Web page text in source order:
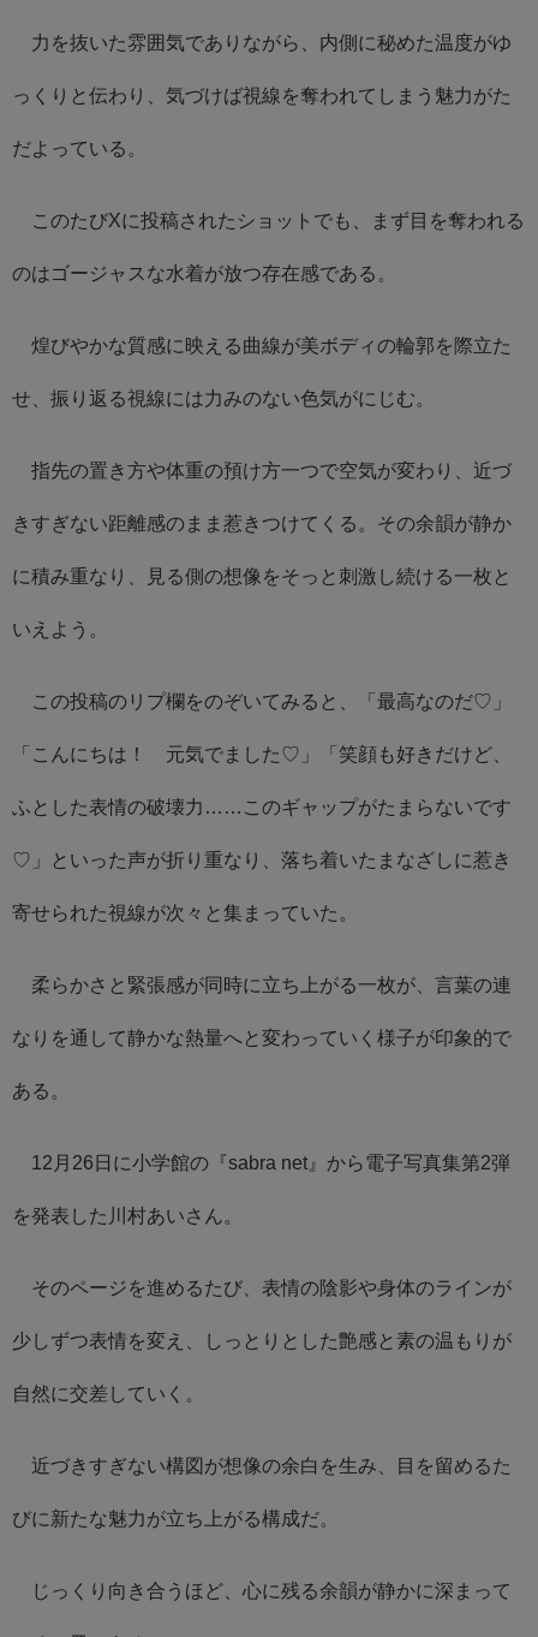
力を抜いた雰囲気でありながら、内側に秘めた温度がゆ
っくりと伝わり、気づけば視線を奪われてしまう魅力がた
だよっている。
このたびXに投稿されたショットでも、まず目を奪われる
のはゴージャスな水着が放つ存在感である。
煌びやかな質感に映える曲線が美ボディの輪郭を際立た
せ、振り返る視線には力みのない色気がにじむ。
指先の置き方や体重の預け方一つで空気が変わり、近づ
きすぎない距離感のまま惹きつけてくる。その余韻が静か
に積み重なり、見る側の想像をそっと刺激し続ける一枚と
いえよう。
この投稿のリプ欄をのぞいてみると、「最高なのだ♡」
「こんにちは！ 元気でました♡」「笑顔も好きだけど、
ふとした表情の破壊力……このギャップがたまらないです
♡」といった声が折り重なり、落ち着いたまなざしに惹き
寄せられた視線が次々と集まっていた。
柔らかさと緊張感が同時に立ち上がる一枚が、言葉の連
なりを通して静かな熱量へと変わっていく様子が印象的で
ある。
12月26日に小学館の『sabra net』から電子写真集第2弾
を発表した川村あいさん。
そのページを進めるたび、表情の陰影や身体のラインが
少しずつ表情を変え、しっとりとした艶感と素の温もりが
自然に交差していく。
近づきすぎない構図が想像の余白を生み、目を留めるた
びに新たな魅力が立ち上がる構成だ。
じっくり向き合うほど、心に残る余韻が静かに深まって